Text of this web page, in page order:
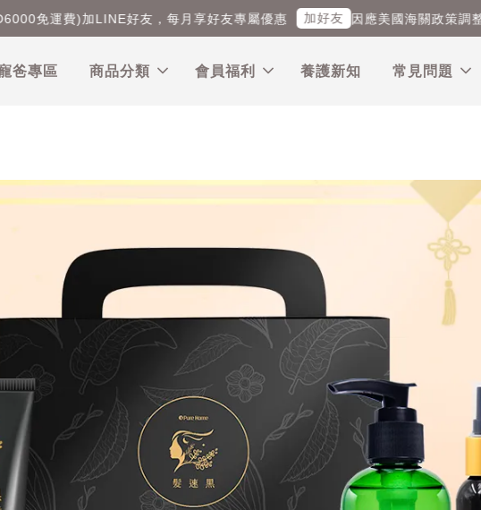
免運費)加LINE好友，每月享好友專屬優惠 加好友 因應美國海關政策調整，
爸專區 商品分類 會員福利 養護新知 常見問題